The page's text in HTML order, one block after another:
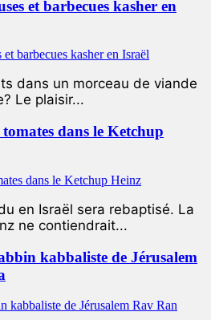
et barbecues kasher en
dans un morceau de viande
Le plaisir...
dans le Ketchup
en Israël sera rebaptisé. La
ne contiendrait...
kabbaliste de Jérusalem